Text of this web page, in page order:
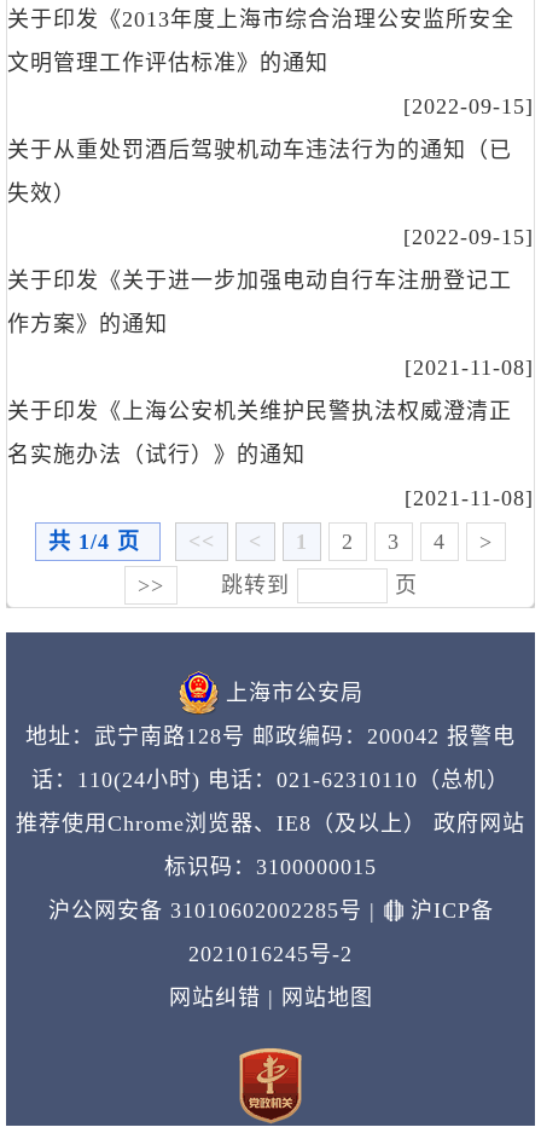
关于印发《2013年度上海市综合治理公安监所安全
文明管理工作评估标准》的通知
[2022-09-15]
关于从重处罚酒后驾驶机动车违法行为的通知（已
失效）
[2022-09-15]
关于印发《关于进一步加强电动自行车注册登记工
作方案》的通知
[2021-11-08]
关于印发《上海公安机关维护民警执法权威澄清正
名实施办法（试行）》的通知
[2021-11-08]
共 1/4 页
<< < 1 2 3 4
>
>>
跳转到 页
上海市公安局
地址：武宁南路128号 邮政编码：200042 报警电
话：110(24小时) 电话：021-62310110（总机）
推荐使用Chrome浏览器、IE8（及以上） 政府网站
标识码：3100000015
沪公网安备 31010602002285号 |
沪ICP备
2021016245号-2
网站纠错 | 网站地图